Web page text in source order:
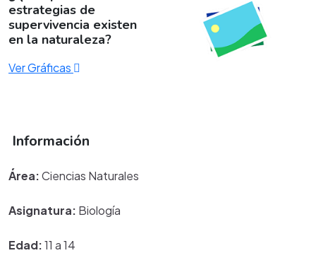
estrategias de
supervivencia existen
en la naturaleza?
Ver Gráficas
Información
Área:Ciencias Naturales
Asignatura: Biología
Edad:11 a 14